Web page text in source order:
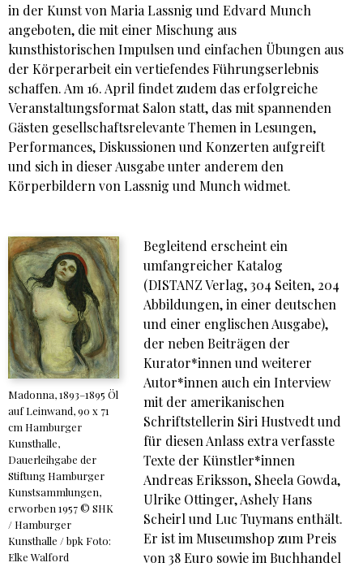
in der Kunst von Maria Lassnig und Edvard Munch
angeboten, die mit einer Mischung aus
kunsthistorischen Impulsen und einfachen Übungen aus
der Körperarbeit ein vertiefendes Führungserlebnis
schaffen. Am 16. April findet zudem das erfolgreiche
Veranstaltungsformat Salon statt, das mit spannenden
Gästen gesellschaftsrelevante Themen in Lesungen,
Performances, Diskussionen und Konzerten aufgreift
und sich in dieser Ausgabe unter anderem den
Körperbildern von Lassnig und Munch widmet.
Madonna, 1893–1895 Öl
auf Leinwand, 90 x 71
cm Hamburger
Kunsthalle,
Dauerleihgabe der
Stiftung Hamburger
Kunstsammlungen,
erworben 1957 © SHK
/ Hamburger
Kunsthalle / bpk Foto:
Elke Walford
Begleitend erscheint ein
umfangreicher Katalog
(DISTANZ Verlag, 304 Seiten, 204
Abbildungen, in einer deutschen
und einer englischen Ausgabe),
der neben Beiträgen der
Kurator*innen und weiterer
Autor*innen auch ein Interview
mit der amerikanischen
Schriftstellerin Siri Hustvedt und
für diesen Anlass extra verfasste
Texte der Künstler*innen
Andreas Eriksson, Sheela Gowda,
Ulrike Ottinger, Ashely Hans
Scheirl und Luc Tuymans enthält.
Er ist im Museumshop zum Preis
von 38 Euro sowie im Buchhandel